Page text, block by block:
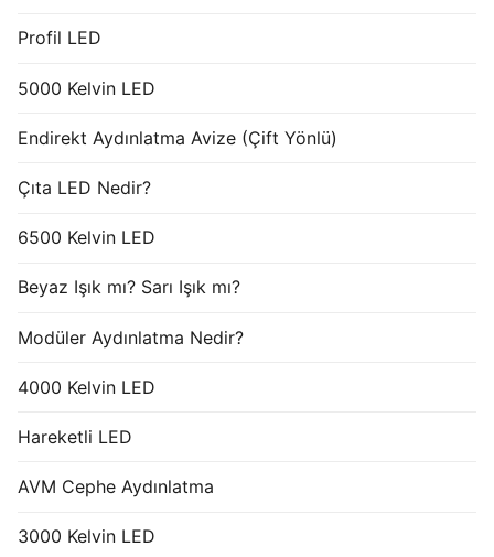
Profil LED
5000 Kelvin LED
Endirekt Aydınlatma Avize (Çift Yönlü)
Çıta LED Nedir?
6500 Kelvin LED
Beyaz Işık mı? Sarı Işık mı?
Modüler Aydınlatma Nedir?
4000 Kelvin LED
Hareketli LED
AVM Cephe Aydınlatma
3000 Kelvin LED